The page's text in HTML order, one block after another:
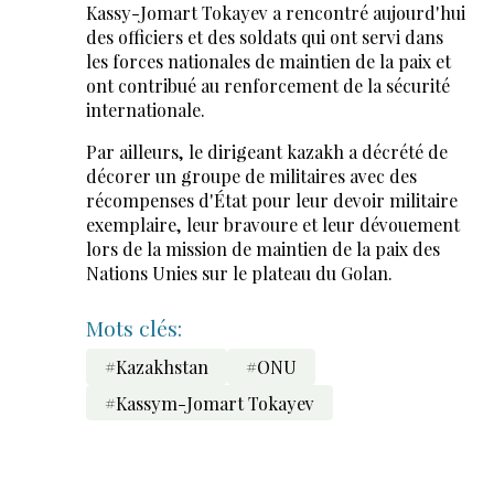
Kassy-Jomart Tokayev a rencontré aujourd'hui
des officiers et des soldats qui ont servi dans
les forces nationales de maintien de la paix et
ont contribué au renforcement de la sécurité
internationale.
Par ailleurs, le dirigeant kazakh a décrété de
décorer un groupe de militaires avec des
récompenses d'État pour leur devoir militaire
exemplaire, leur bravoure et leur dévouement
lors de la mission de maintien de la paix des
Nations Unies sur le plateau du Golan.
Mots clés:
#Kazakhstan
#ONU
#Kassym-Jomart Tokayev